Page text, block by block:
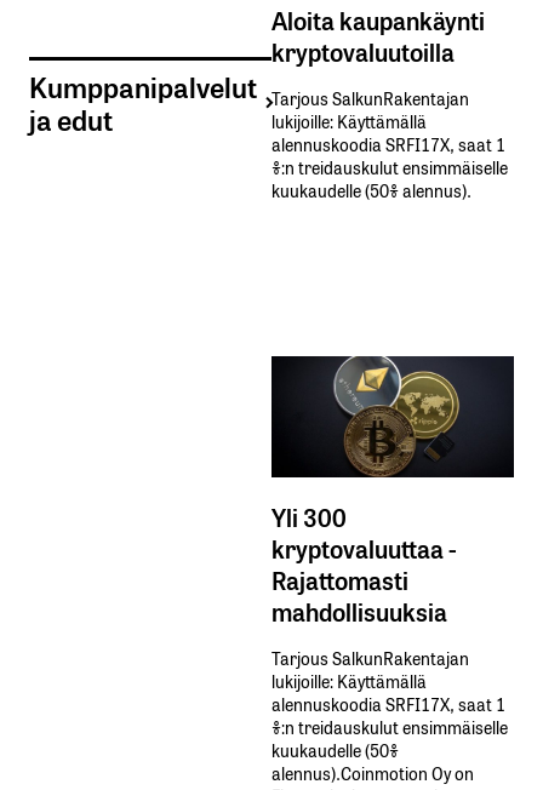
Kumppanipalvelut
ja edut
Aloita kaupankäynti
kryptovaluutoilla
Tarjous SalkunRakentajan
lukijoille: Käyttämällä​ ​
alennuskoodia​ ​SRFI17X,​ ​saat​ ​1
%:n treidauskulut​ ​ensimmäiselle​ ​
kuukaudelle​ ​(50%​ ​alennus).
Yli 300
kryptovaluuttaa -
Rajattomasti
mahdollisuuksia
Tarjous SalkunRakentajan
lukijoille: Käyttämällä​ ​
alennuskoodia​ ​SRFI17X,​ ​saat​ ​1
%:n treidauskulut​ ​ensimmäiselle​ ​
kuukaudelle​ ​(50%​ ​
alennus).Coinmotion Oy on